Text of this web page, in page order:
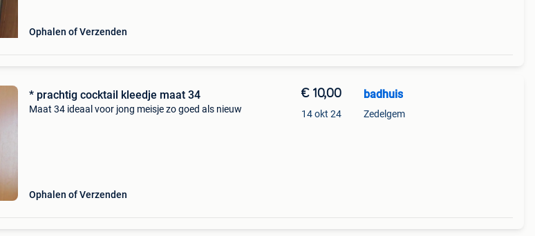
Ophalen of Verzenden
* prachtig cocktail kleedje maat 34
Maat 34 ideaal voor jong meisje zo goed als nieuw
Ophalen of Verzenden
€ 10,00
14 okt 24
badhuis
Zedelgem